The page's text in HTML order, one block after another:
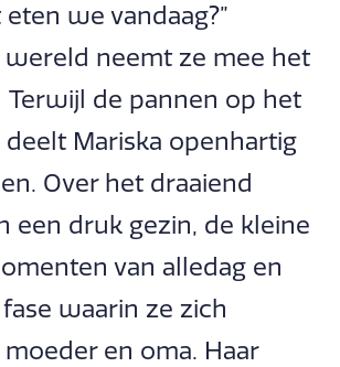
eten we vandaag?”
wereld neemt ze mee het
de pannen op het
deelt Mariska openhartig
Over het draaiend
een druk gezin, de kleine
van alledag en
waarin ze zich
en oma. Haar